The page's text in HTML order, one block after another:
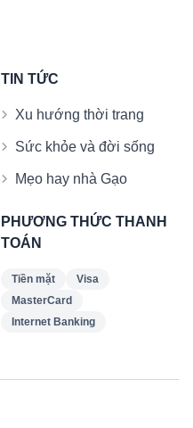
TIN TỨC
Xu hướng thời trang
Sức khỏe và đời sống
Mẹo hay nhà Gạo
PHƯƠNG THỨC THANH
TOÁN
Tiền mặt
Visa
MasterCard
Internet Banking